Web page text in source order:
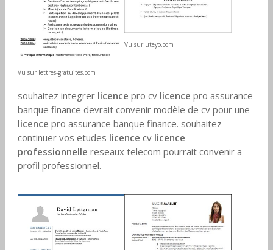
Vu sur lettres-gratuites.com
Vu sur uteyo.com
souhaitez integrer licence pro cv licence pro assurance
banque finance devrait convenir modèle de cv pour une
licence pro assurance banque finance. souhaitez
continuer vos etudes licence cv licence
professionnelle reseaux telecom pourrait convenir a
profil professionnel.